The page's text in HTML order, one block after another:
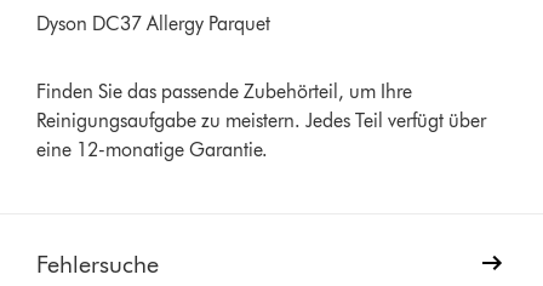
Dyson DC37 Allergy Parquet
Finden Sie das passende Zubehörteil, um Ihre
Reinigungsaufgabe zu meistern. Jedes Teil verfügt über
eine 12-monatige Garantie.
Fehlersuche